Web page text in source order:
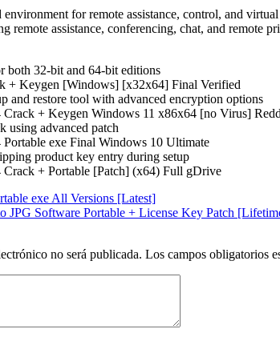
for remote assistance, control, and
remote assistance, conferencing, chat, and
both 32-bit and 64-bit editions
+ Keygen [Windows] [x32x64] Final Verified
and restore tool with advanced encryption options
Crack + Keygen Windows 11 x86x64 [no Virus]
using advanced patch
exe Final Windows 10 Ultimate
product key entry during setup
Crack + Portable [Patch] (x64) Full gDrive
exe All Versions [Latest]
JPG Software Portable + License Key Patch
no será publicada. Los campos obligatorios